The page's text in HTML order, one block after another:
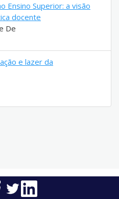
Ensino Superior: a visão
docente
De
e lazer da